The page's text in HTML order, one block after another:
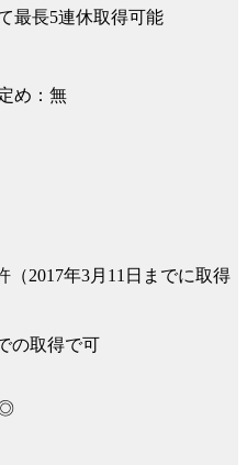
最長5連休取得可能
め：無
2017年3月11日までに取得
の取得で可
◎